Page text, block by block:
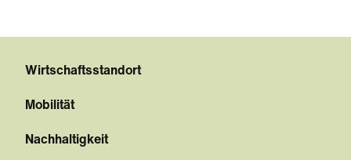
Wirtschaftsstandort
Mobilität
Nachhaltigkeit